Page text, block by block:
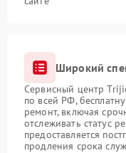
Широкий
Сервисный центр
по всей РФ,
ремонт, включая
отслеживать статус
предоставляется
продления срока